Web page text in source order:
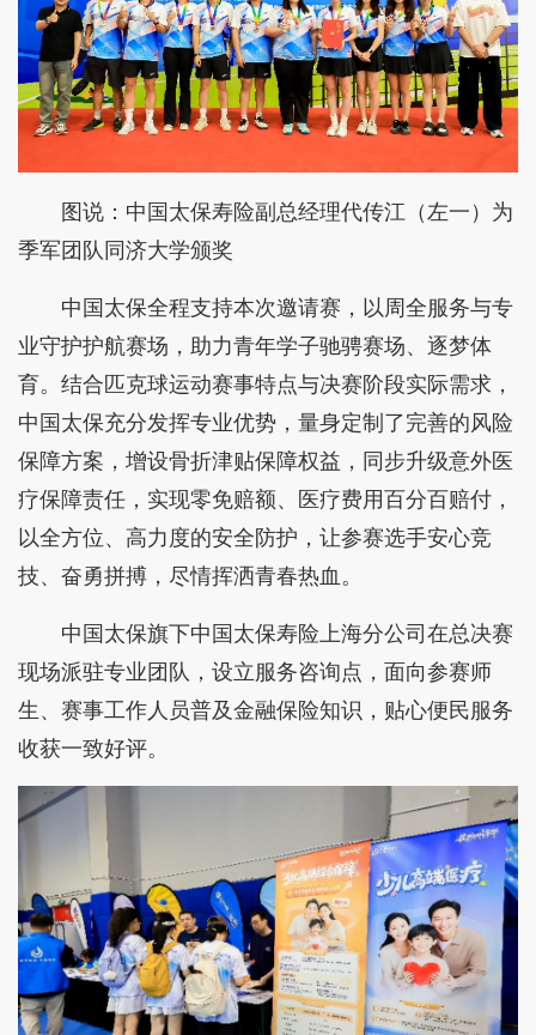
图说：中国太保寿险副总经理代传江（左一）为
季军团队同济大学颁奖
中国太保全程支持本次邀请赛，以周全服务与专
业守护护航赛场，助力青年学子驰骋赛场、逐梦体
育。结合匹克球运动赛事特点与决赛阶段实际需求，
中国太保充分发挥专业优势，量身定制了完善的风险
保障方案，增设骨折津贴保障权益，同步升级意外医
疗保障责任，实现零免赔额、医疗费用百分百赔付，
以全方位、高力度的安全防护，让参赛选手安心竞
技、奋勇拼搏，尽情挥洒青春热血。
中国太保旗下中国太保寿险上海分公司在总决赛
现场派驻专业团队，设立服务咨询点，面向参赛师
生、赛事工作人员普及金融保险知识，贴心便民服务
收获一致好评。